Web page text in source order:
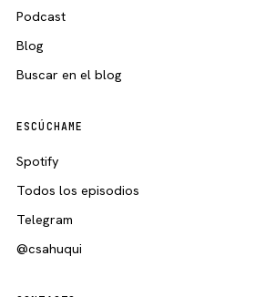
Podcast
Blog
Buscar en el blog
ESCÚCHAME
Spotify
Todos los episodios
Telegram
@csahuqui